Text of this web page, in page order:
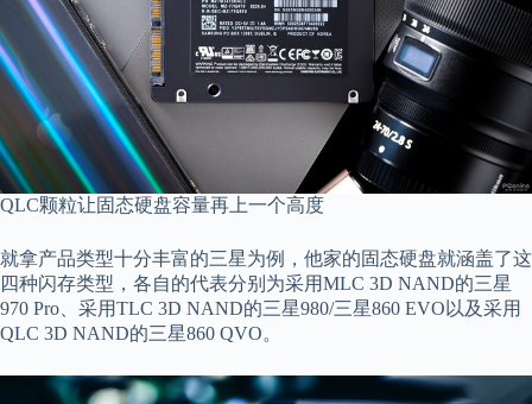
QLC颗粒让固态硬盘容量再上一个高度
就拿产品类型十分丰富的三星为例，他家的固态硬盘就涵盖了这
四种闪存类型，各自的代表分别为采用MLC 3D NAND的三星
970 Pro、采用TLC 3D NAND的三星980/三星860 EVO以及采用
QLC 3D NAND的三星860 QVO。